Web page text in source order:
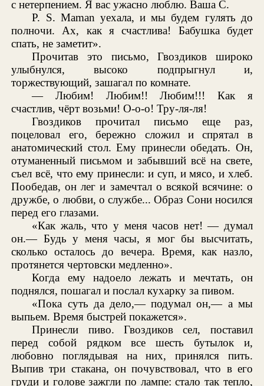
с нетерпением. Я вас ужасно люблю. Ваша С.
P. S. Maman уехала, и мы будем гулять до
полночи. Ах, как я счастлива! Бабушка будет
спать, не заметит».
Прочитав это письмо, Гвоздиков широко
улыбнулся, высоко подпрыгнул и,
торжествующий, зашагал по комнате.
— Любим! Любим!! Любим!!! Как я
счастлив, чёрт возьми! О-о-о! Тру-ля-ля!
Гвоздиков прочитал письмо еще раз,
поцеловал его, бережно сложил и спрятал в
анатомический стол. Ему принесли обедать. Он,
отуманенный письмом и забывший всё на свете,
съел всё, что ему принесли: и суп, и мясо, и хлеб.
Пообедав, он лег и замечтал о всякой всячине: о
дружбе, о любви, о службе... Образ Сони носился
перед его глазами.
«Как жаль, что у меня часов нет! — думал
он.— Будь у меня часы, я мог бы высчитать,
сколько осталось до вечера. Время, как назло,
протянется чертовски медленно».
Когда ему надоело лежать и мечтать, он
поднялся, пошагал и послал кухарку за пивом.
«Пока суть да дело,— подумал он,— а мы
выпьем. Время быстрей покажется».
Принесли пиво. Гвоздиков сел, поставил
перед собой рядком все шесть бутылок и,
любовно поглядывая на них, принялся пить.
Выпив три стакана, он почувствовал, что в его
груди и голове зажгли по лампе: стало так тепло,